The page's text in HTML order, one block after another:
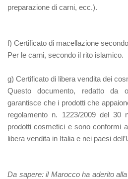
preparazione di carni, ecc.).
f) Certificato di macellazione
Per le carni, secondo il rito islamico.
g) Certificato di libera vendita dei
Questo documento, redatto da
garantisce che i prodotti che
regolamento n. 1223/2009 del 30
prodotti cosmetici e sono conformi
libera vendita in Italia e nei paesi
Da sapere: il Marocco ha aderito